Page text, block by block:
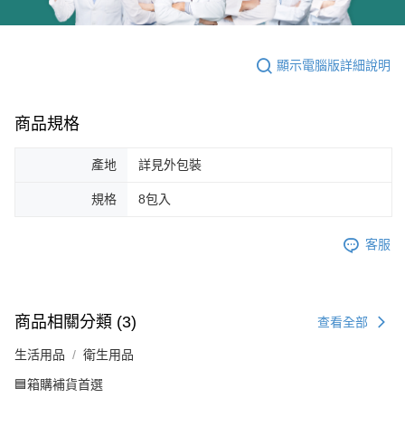
顯示電腦版詳細說明
商品規格
產地 詳見外包裝
規格 8包入
客服
商品相關分類 (3) 查看全部
生活用品 衛生用品
🟦箱購補貨首選